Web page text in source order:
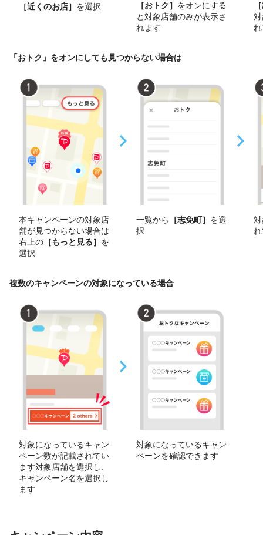
［近くのお店］ を選択 ［おトク］ をオンにする
と対象店舗のみが表示さ
れます
「おトク」をオンにしても見つからない場合は
本キャンペーンの対象店
舗が見つからない場合は
右上の ［もっと見る］ を
選択
一覧から ［志免町］ を選
択
複数のキャンペーンの対象になっている場合
対象になっているキャン
ペーン数が記載されてい
ます対象店舗を選択し、
キャンペーン名を選択し
ます
対象になっているキャン
ペーンを確認できます